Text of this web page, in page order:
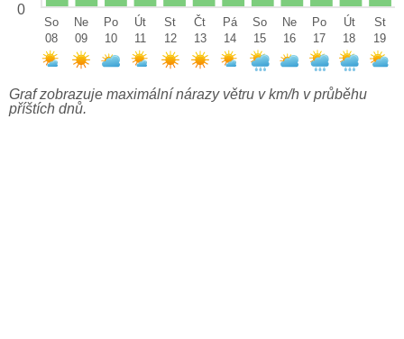
0
So
08
Ne
09
Po
10
Út
11
St
12
Čt
13
Pá
14
So
15
Ne
16
Po
17
Út
18
St
19
Graf zobrazuje maximální nárazy větru v km/h v průběhu
příštích dnů.